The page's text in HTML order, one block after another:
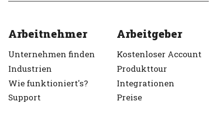
Arbeitnehmer
Unternehmen finden
Industrien
Wie funktioniert's?
Support
Arbeitgeber
Kostenloser Account
Produkttour
Integrationen
Preise